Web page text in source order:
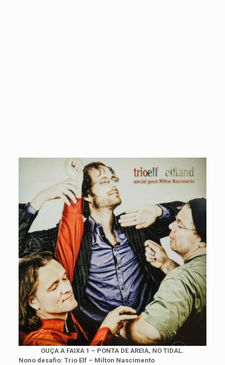
OUÇA A FAIXA 1 – PONTA DE AREIA, NO TIDAL.
Nono desafio: Trio Elf – Milton Nascimento